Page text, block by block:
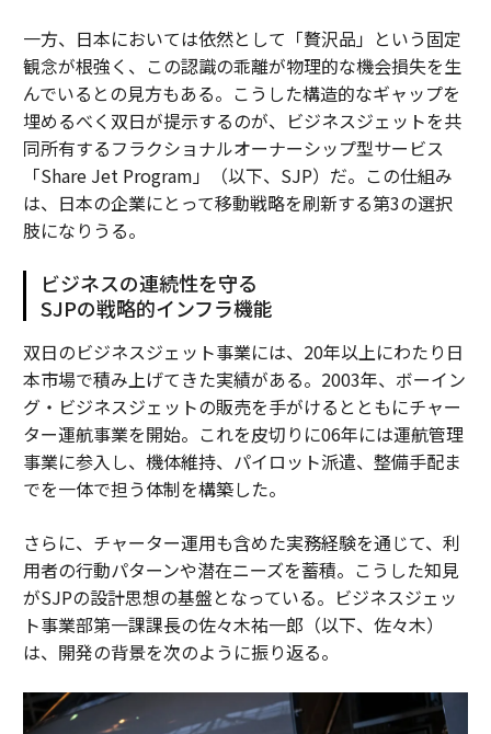
一方、日本においては依然として「贅沢品」という固定
観念が根強く、この認識の乖離が物理的な機会損失を生
んでいるとの見方もある。こうした構造的なギャップを
埋めるべく双日が提示するのが、ビジネスジェットを共
同所有するフラクショナルオーナーシップ型サービス
「Share Jet Program」（以下、SJP）だ。この仕組み
は、日本の企業にとって移動戦略を刷新する第3の選択
肢になりうる。
ビジネスの連続性を守る
SJPの戦略的インフラ機能
双日のビジネスジェット事業には、20年以上にわたり日
本市場で積み上げてきた実績がある。2003年、ボーイン
グ・ビジネスジェットの販売を手がけるとともにチャー
ター運航事業を開始。これを皮切りに06年には運航管理
事業に参入し、機体維持、パイロット派遣、整備手配ま
でを一体で担う体制を構築した。
さらに、チャーター運用も含めた実務経験を通じて、利
用者の行動パターンや潜在ニーズを蓄積。こうした知見
がSJPの設計思想の基盤となっている。ビジネスジェッ
ト事業部第一課課長の佐々木祐一郎（以下、佐々木）
は、開発の背景を次のように振り返る。